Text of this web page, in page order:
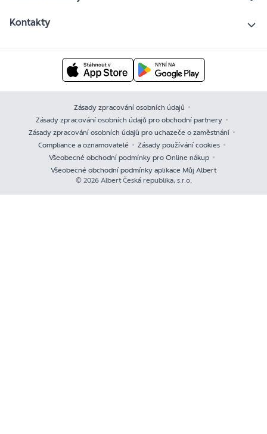
Kontakty
Zásady zpracování osobních údajů
Zásady zpracování osobních údajů pro obchodní partnery
Zásady zpracování osobních údajů pro uchazeče o zaměstnání
Compliance a oznamovatelé
Zásady používání cookies
Všeobecné obchodní podmínky pro Online nákup
Všeobecné obchodní podmínky aplikace Můj Albert
© 2026 Albert Česká republika, s.r.o.